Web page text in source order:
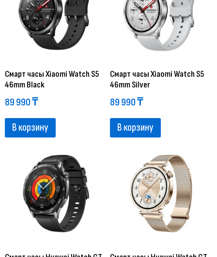
Смарт часы Xiaomi Watch S5
46mm Black
89 990₸
В корзину
Смарт часы Xiaomi Watch S5
46mm Silver
89 990₸
В корзину